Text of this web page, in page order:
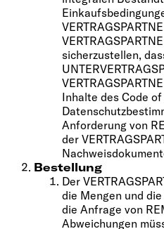
sicherzustellen,
Inhalte des Code
Anforderung von
der
Bestellung
Der
die Mengen und
die Anfrage von
Abweichungen